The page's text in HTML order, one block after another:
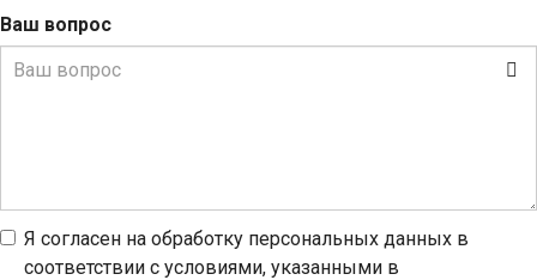
Ваш вопрос
Я согласен на обработку персональных данных в
соответствии с условиями, указанными в